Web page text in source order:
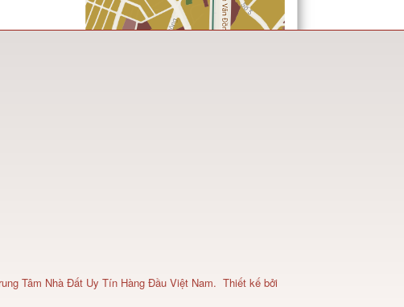
Tâm Nhà Đất Uy Tín Hàng Đầu Việt Nam. Thiết kế bởi